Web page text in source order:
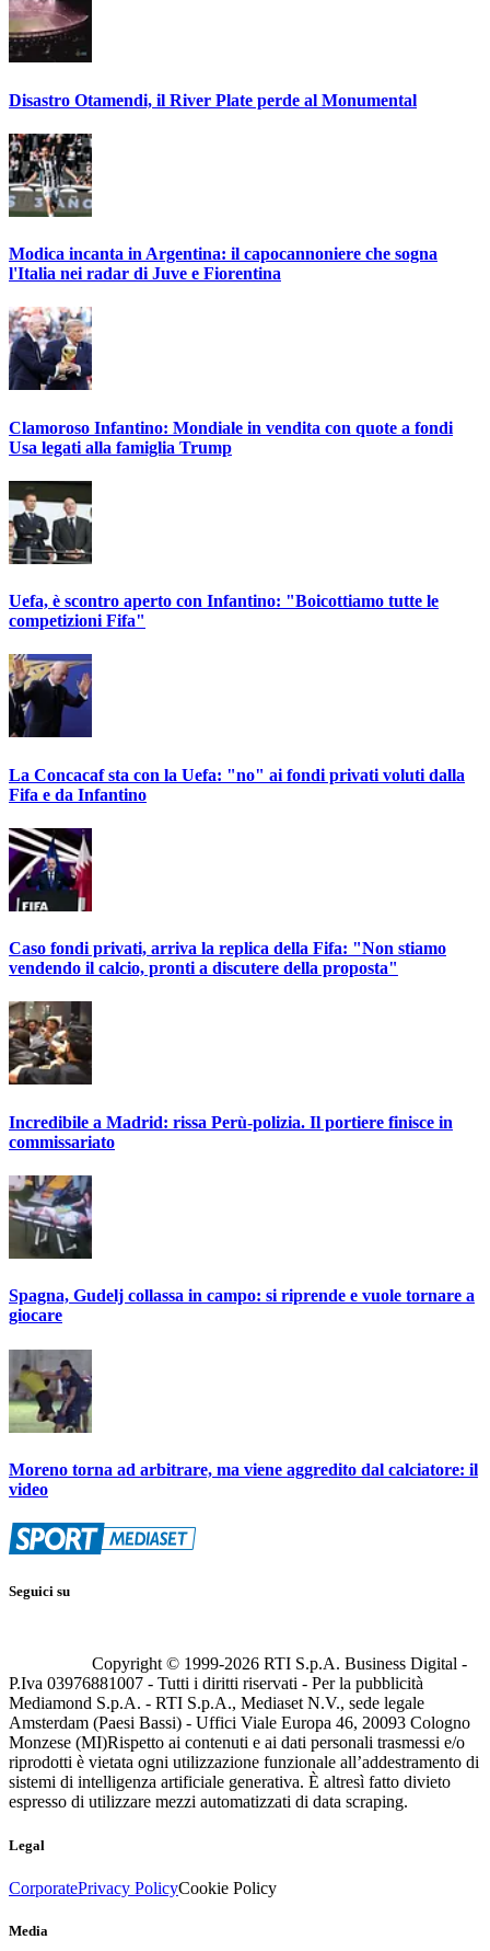
Disastro Otamendi, il River Plate perde al Monumental
Modica incanta in Argentina: il capocannoniere che sogna
l'Italia nei radar di Juve e Fiorentina
Clamoroso Infantino: Mondiale in vendita con quote a fondi
Usa legati alla famiglia Trump
Uefa, è scontro aperto con Infantino: "Boicottiamo tutte le
competizioni Fifa"
La Concacaf sta con la Uefa: "no" ai fondi privati voluti dalla
Fifa e da Infantino
Caso fondi privati, arriva la replica della Fifa: "Non stiamo
vendendo il calcio, pronti a discutere della proposta"
Incredibile a Madrid: rissa Perù-polizia. Il portiere finisce in
commissariato
Spagna, Gudelj collassa in campo: si riprende e vuole tornare a
giocare
Moreno torna ad arbitrare, ma viene aggredito dal calciatore: il
video
Seguici su
Copyright © 1999-2026 RTI S.p.A. Business Digital -
P.Iva 03976881007 - Tutti i diritti riservati - Per la pubblicità
Mediamond S.p.A. - RTI S.p.A., Mediaset N.V., sede legale
Amsterdam (Paesi Bassi) - Uffici Viale Europa 46, 20093 Cologno
Monzese (MI)Rispetto ai contenuti e ai dati personali trasmessi e/o
riprodotti è vietata ogni utilizzazione funzionale all’addestramento di
sistemi di intelligenza artificiale generativa. È altresì fatto divieto
espresso di utilizzare mezzi automatizzati di data scraping.
Legal
CorporatePrivacy PolicyCookie Policy
Media